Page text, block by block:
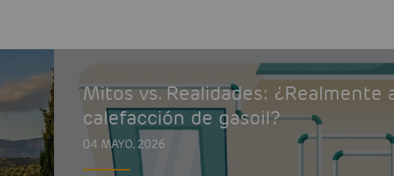
Mitos vs. Realidades: ¿Realmente
calefacción de gasoil?
04 MAYO, 2026